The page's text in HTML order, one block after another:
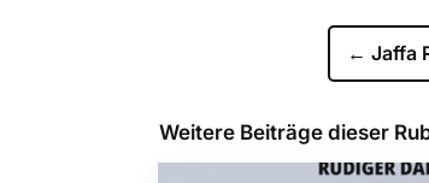
← Jaffa
Weitere Beiträge dieser